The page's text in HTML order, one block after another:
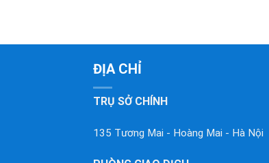
ĐỊA CHỈ
TRỤ SỞ CHÍNH
135 Tương Mai - Hoàng Mai - Hà Nội